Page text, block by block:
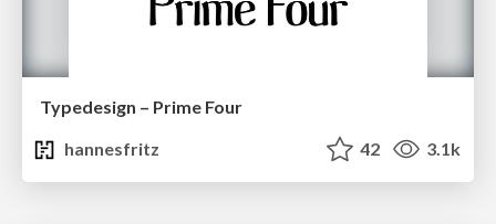
Typedesign – Prime Four
hannesfritz
42 3.1k